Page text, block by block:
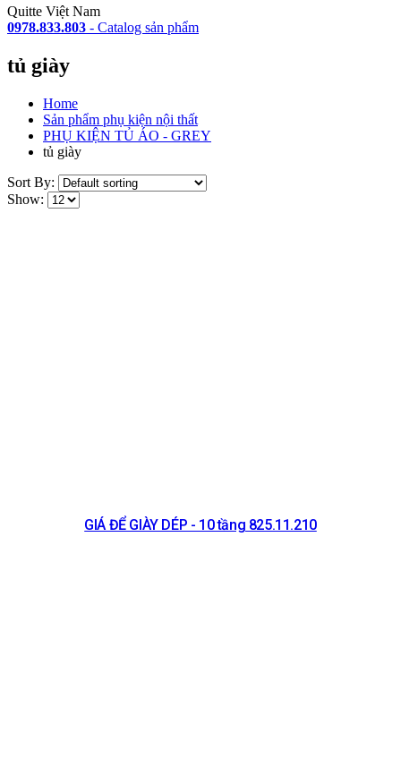
Quitte Việt Nam
0978.833.803 - Catalog sản phẩm
tủ giày
Home
Sản phẩm phụ kiện nội thất
PHỤ KIỆN TỦ ÁO - GREY
tủ giày
Sort By:
Show:
GIÁ ĐỂ GIÀY DÉP - 10 tầng 825.11.210